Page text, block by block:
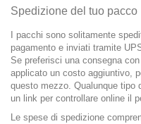
Spedizione del tuo pacco
I pacchi sono solitamente
pagamento e inviati tramite
Se preferisci una consegna
applicato un costo aggiuntivo,
questo mezzo. Qualunque tipo
un link per controllare online il
Le spese di spedizione